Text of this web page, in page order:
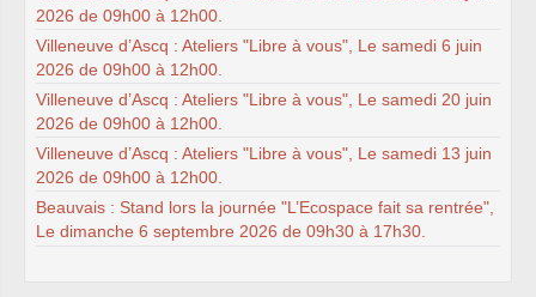
2026 de 09h00 à 12h00.
Villeneuve d’Ascq : Ateliers "Libre à vous", Le samedi 6 juin
2026 de 09h00 à 12h00.
Villeneuve d’Ascq : Ateliers "Libre à vous", Le samedi 20 juin
2026 de 09h00 à 12h00.
Villeneuve d’Ascq : Ateliers "Libre à vous", Le samedi 13 juin
2026 de 09h00 à 12h00.
Beauvais : Stand lors la journée "L’Ecospace fait sa rentrée",
Le dimanche 6 septembre 2026 de 09h30 à 17h30.